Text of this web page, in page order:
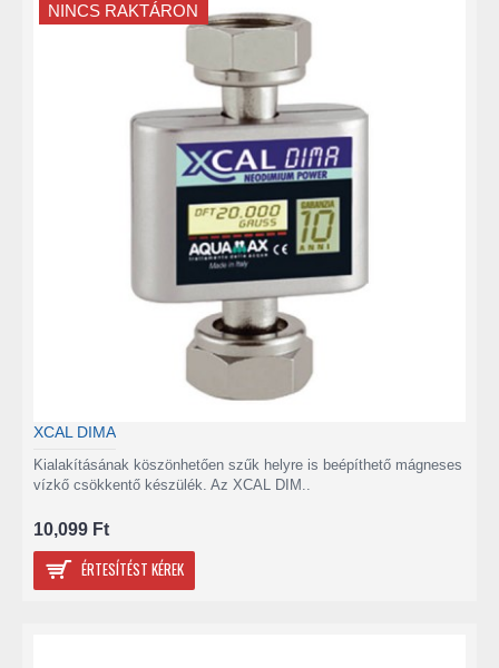
NINCS RAKTÁRON
XCAL DIMA
Kialakításának köszönhetően szűk helyre is beépíthető mágneses
vízkő csökkentő készülék. Az XCAL DIM..
10,099 Ft
ÉRTESÍTÉST KÉREK